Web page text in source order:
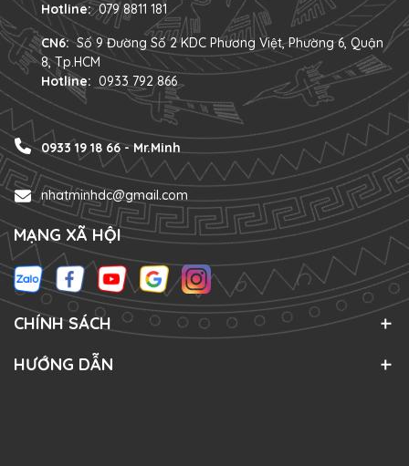
Hotline: 079 8811 181
CN6: Số 9 Đường Số 2 KDC Phương Việt, Phường 6, Quận
8, Tp.HCM
Hotline: 0933 792 866
0933 19 18 66 - Mr.Minh
nhatminhdc@gmail.com
MẠNG XÃ HỘI
CHÍNH SÁCH
HƯỚNG DẪN